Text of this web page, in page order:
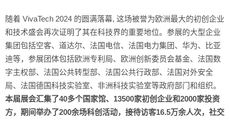
随着 VivaTech 2024 的圆满落幕, 这场被誉为欧洲最大的初创企业
和技术盛会再次证明了其在科技界的重要地位。参展的大型企业
集团包括空客、道达尔、法国电信、法国电力集团、华为、比亚
迪等，参展团体包括欧洲专利局、欧洲创新委员会基金、法国数
字主权部、法国公共转型部、法国公共行政部、法国对外安全
局、法国德国科技实验室、非洲科技实验室等政府部门和组织。
本届展会汇集了40多个国家馆、 13500家初创企业和2000家投资
方，期间举办了200余场科创活动，接待访客16.5万余人次，社交